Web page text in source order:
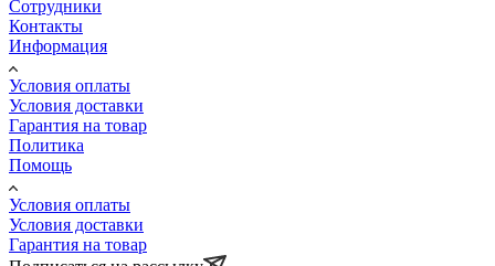
Сотрудники
Контакты
Информация
Условия оплаты
Условия доставки
Гарантия на товар
Политика
Помощь
Условия оплаты
Условия доставки
Гарантия на товар